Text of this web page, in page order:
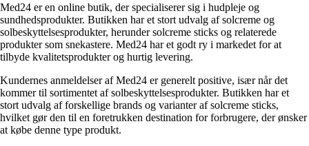
Med24 er en online butik, der specialiserer sig i hudpleje og
sundhedsprodukter. Butikken har et stort udvalg af solcreme og
solbeskyttelsesprodukter, herunder solcreme sticks og relaterede
produkter som snekastere. Med24 har et godt ry i markedet for at
tilbyde kvalitetsprodukter og hurtig levering.
Kundernes anmeldelser af Med24 er generelt positive, især når det
kommer til sortimentet af solbeskyttelsesprodukter. Butikken har et
stort udvalg af forskellige brands og varianter af solcreme sticks,
hvilket gør den til en foretrukken destination for forbrugere, der ønsker
at købe denne type produkt.